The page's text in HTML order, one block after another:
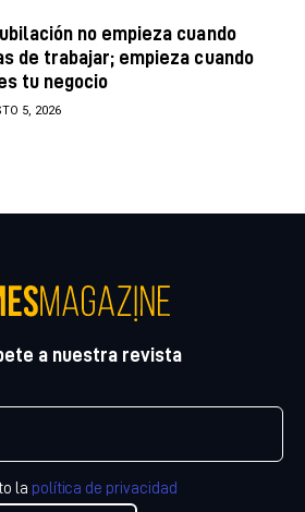
no empieza cuando
de trabajar; empieza cuando
tu negocio
5, 2026
a nuestra revista
la política de privacidad